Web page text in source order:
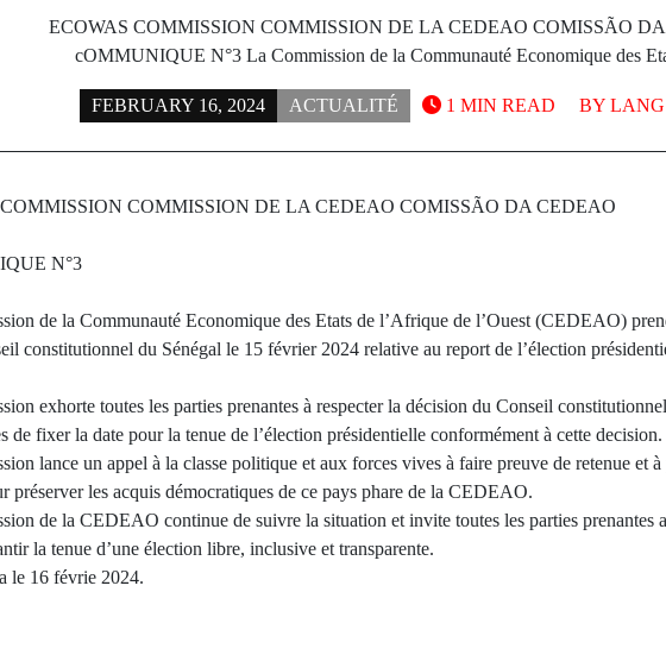
ECOWAS COMMISSION COMMISSION DE LA CEDEAO COMISSÃO
cOMMUNIQUE N°3 La Commission de la Communauté Economique des
FEBRUARY 16, 2024 ACTUALITÉ BY
1 MIN READ
COMMISSION DE LA CEDEAO COMISSÃO DA CEDEAO
N°3
de la Communauté Economique des Etats de l’Afrique de l’Ouest (CEDEAO)
constitutionnel du Sénégal le 15 février 2024 relative au report de l’élection
exhorte toutes les parties prenantes à respecter la décision du Conseil
de fixer la date pour la tenue de l’élection présidentielle conformément à cette decision.
lance un appel à la classe politique et aux forces vives à faire preuve de retenue et
préserver les acquis démocratiques de ce pays phare de la CEDEAO.
de la CEDEAO continue de suivre la situation et invite toutes les parties prenantes
la tenue d’une élection libre, inclusive et transparente.
le 16 févrie 2024.